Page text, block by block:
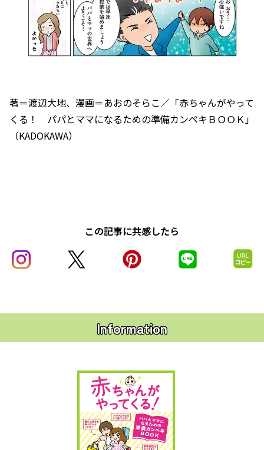
著＝渡辺大地、漫画＝あおのそらこ／「赤ちゃんがやって
くる！ パパとママになるための準備カンペキＢＯＯＫ」
（KADOKAWA）
この記事に共感したら
Information